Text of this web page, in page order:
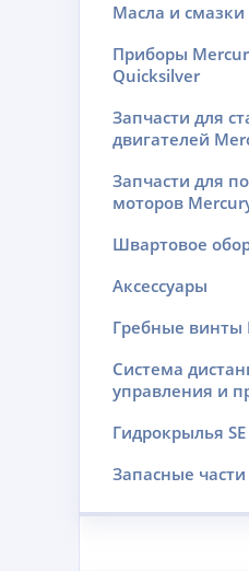
Масла и смазки
Приборы
Quicksilver
Запчасти для
двигателей
Запчасти для
моторов
Швартовое
Аксессуары
Гребные винты
Система
управления и
Гидрокрылья
Запасные